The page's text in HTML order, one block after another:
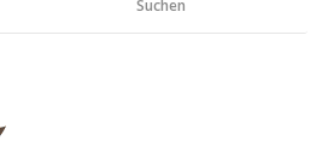
Suchen